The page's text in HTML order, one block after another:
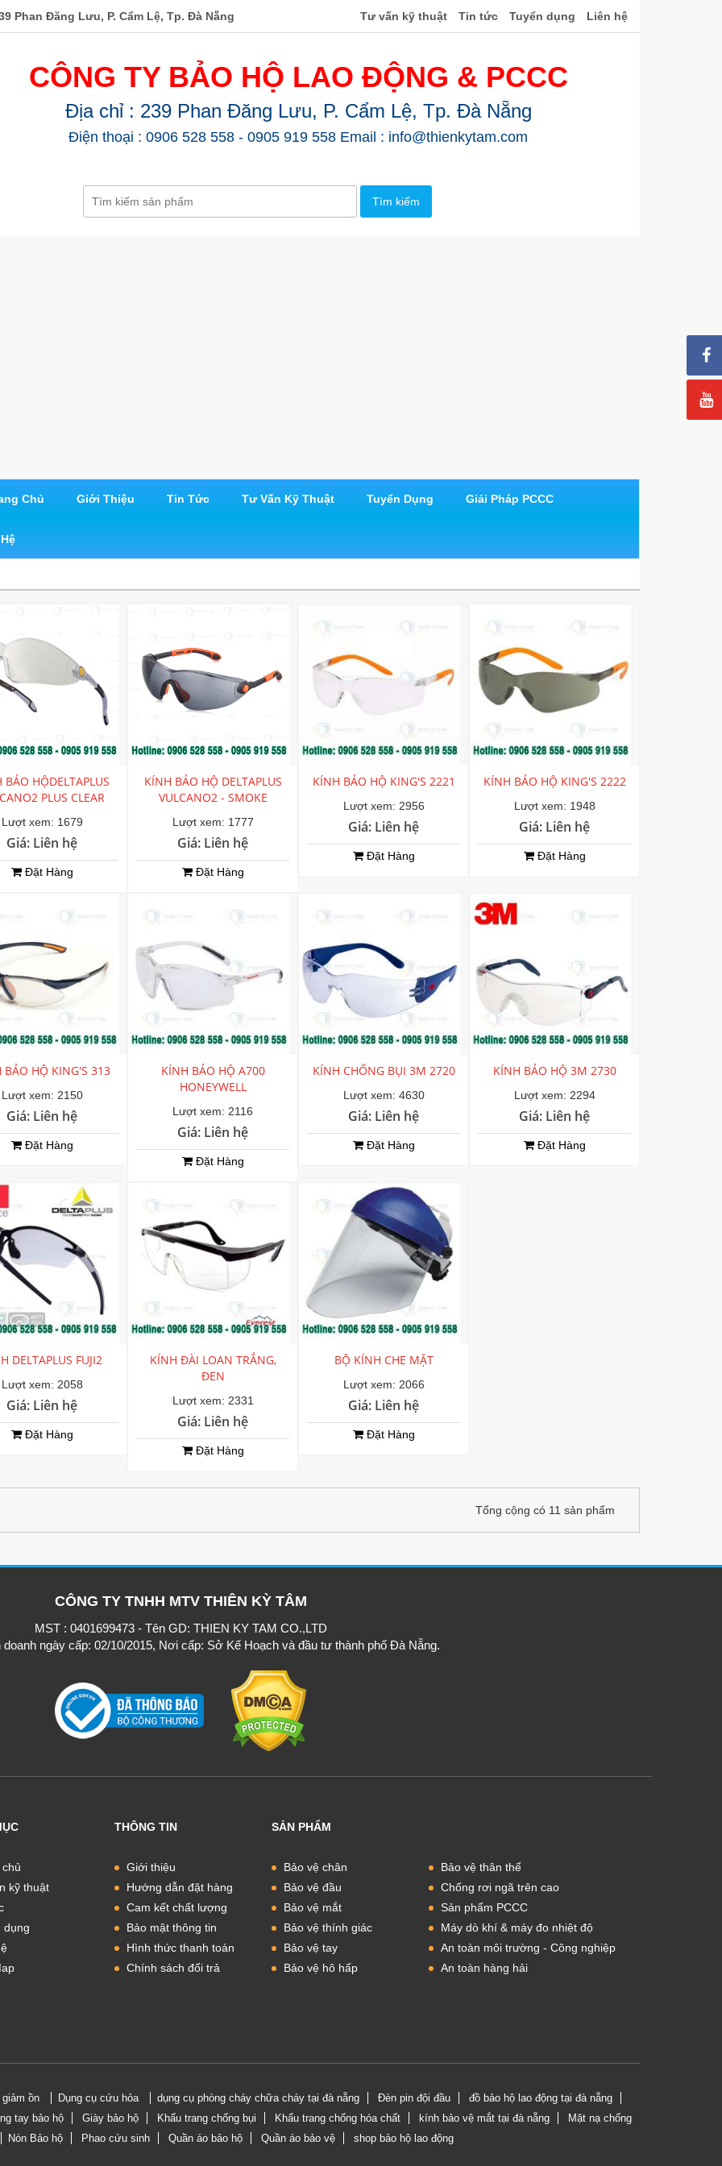
Phan Đăng Lưu, P. Cẩm Lệ, Tp. Đà Nẵng Tư vấn kỹ thuật Tin tức Tuyển dụng Liên hệ
CÔNG TY BẢO HỘ LAO ĐỘNG & PCCC
Địa chỉ : 239 Phan Đăng Lưu, P. Cẩm Lệ, Tp. Đà Nẵng
Điện thoại : 0906 528 558 - 0905 919 558 Email : info@thienkytam.com
Tìm kiếm
Chủ Giới Thiệu Tin Tức Tư Vấn Kỹ Thuật Tuyển Dụng Giải Pháp PCCC
BẢO HỘDELTAPLUS
PLUS CLEAR
Lượt xem: 1679
Giá: Liên hệ
Đặt Hàng
KÍNH BẢO HỘ DELTAPLUS
VULCANO2 - SMOKE
Lượt xem: 1777
Giá: Liên hệ
Đặt Hàng
KÍNH BẢO HỘ KING'S 2221
Lượt xem: 2956
Giá: Liên hệ
Đặt Hàng
KÍNH BẢO HỘ KING'S 2222
Lượt xem: 1948
Giá: Liên hệ
Đặt Hàng
BẢO HỘ KING'S 313
Lượt xem: 2150
Giá: Liên hệ
Đặt Hàng
KÍNH BẢO HỘ A700
HONEYWELL
Lượt xem: 2116
Giá: Liên hệ
Đặt Hàng
KÍNH CHỐNG BỤI 3M 2720
Lượt xem: 4630
Giá: Liên hệ
Đặt Hàng
KÍNH BẢO HỘ 3M 2730
Lượt xem: 2294
Giá: Liên hệ
Đặt Hàng
DELTAPLUS FUJI2
Lượt xem: 2058
Giá: Liên hệ
Đặt Hàng
KÍNH ĐÀI LOAN TRẮNG,
ĐEN
Lượt xem: 2331
Giá: Liên hệ
Đặt Hàng
BỘ KÍNH CHE MẶT
Lượt xem: 2066
Giá: Liên hệ
Đặt Hàng
Tổng cộng có 11 sản phẩm
CÔNG TY TNHH MTV THIÊN KỲ TÂM
MST : 0401699473 - Tên GD: THIEN KY TAM CO.,LTD
doanh ngày cấp: 02/10/2015, Nơi cấp: Sở Kế Hoạch và đầu tư thành phố Đà Nẵng.
kỹ thuật
dụng
THÔNG TIN
Giới thiệu
Hướng dẫn đặt hàng
Cam kết chất lượng
Bảo mật thông tin
Hình thức thanh toán
Chính sách đổi trả
SẢN PHẨM
Bảo vệ chân
Bảo vệ đầu
Bảo vệ mắt
Bảo vệ thính giác
Bảo vệ tay
Bảo vệ hô hấp
Bảo vệ thân thể
Chống rơi ngã trên cao
Sản phẩm PCCC
Máy dò khí & máy đo nhiệt độ
An toàn môi trường - Công nghiệp
An toàn hàng hải
ồn Dụng cụ cứu hỏa dụng cụ phòng cháy chữa cháy tại đà nẵng Đèn pin đội đầu
đồ bảo hộ lao động tại đà nẵng
tay bảo hộ
Giày bảo hộ Khẩu trang chống bụi Khẩu trang chống hóa chất kính bảo vệ mắt tại đà nẵng
Mặt nạ chống
Nón Bảo hộ
Phao cứu sinh Quần áo bảo hộ Quần áo bảo vệ shop bảo hộ lao động